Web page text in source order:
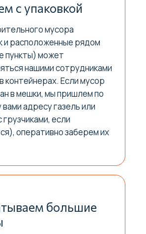
с упаковкой
мусора
и расположенные рядом
пункты) может
нашими сотрудниками
контейнерах. Если мусор
в мешки, мы пришлем по
вами адресу газель или
грузчиками, если
оперативно заберем их
большие